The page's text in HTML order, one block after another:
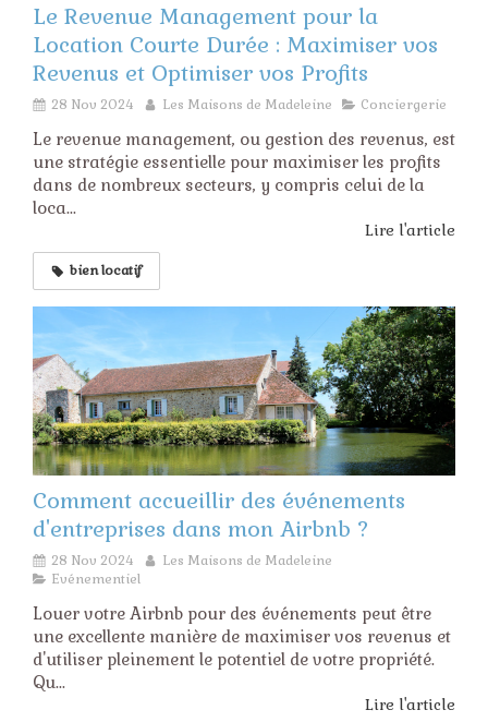
Le Revenue Management pour la
Location Courte Durée : Maximiser vos
Revenus et Optimiser vos Profits
28 Nov 2024 Les Maisons de Madeleine Conciergerie
Le revenue management, ou gestion des revenus, est
une stratégie essentielle pour maximiser les profits
dans de nombreux secteurs, y compris celui de la
loca...
Lire l'article
bien locatif
Comment accueillir des événements
d'entreprises dans mon Airbnb ?
28 Nov 2024
Les Maisons de Madeleine
Evénementiel
Louer votre Airbnb pour des événements peut être
une excellente manière de maximiser vos revenus et
d'utiliser pleinement le potentiel de votre propriété.
Qu...
Lire l'article